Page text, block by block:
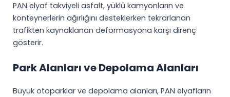
PAN elyaf takviyeli asfalt, yüklü kamyonların ve
konteynerlerin ağırlığını desteklerken tekrarlanan
trafikten kaynaklanan deformasyona karşı direnç
gösterir.
Park Alanları ve Depolama Alanları
Büyük otoparklar ve depolama alanları, PAN elyafların